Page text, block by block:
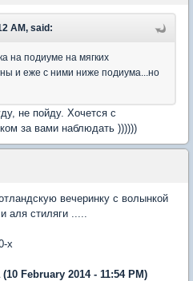
AM, said:
на подиуме на мягких
и еже с ними ниже подиума...но
не пойду. Хочется с
за вами наблюдать ))))))
вечеринку с волынкой
аля стиляги .....
х
(10 February 2014 - 11:54 PM)